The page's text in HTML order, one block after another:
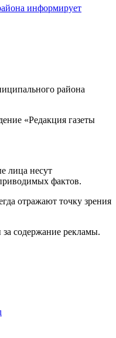
информирует
района
«Редакция газеты
лица несут
фактов.
отражают точку зрения
за содержание рекламы.